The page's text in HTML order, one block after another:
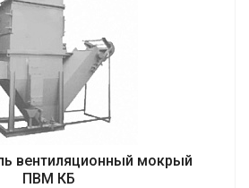
вентиляционный мокрый
ПВМ КБ